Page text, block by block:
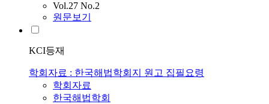
Vol.27 No.2
원문보기
KCI등재
학회자료 : 한국해법학회지 원고 집필요령
학회자료
한국해법학회